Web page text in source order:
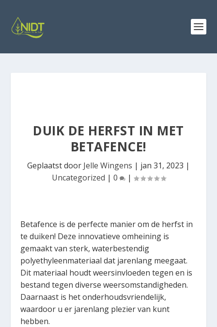
DUIK DE HERFST IN MET
BETAFENCE!
Geplaatst door Jelle Wingens | jan 31, 2023 |
Uncategorized | 0 |
Betafence is de perfecte manier om de herfst in
te duiken! Deze innovatieve omheining is
gemaakt van sterk, waterbestendig
polyethyleenmateriaal dat jarenlang meegaat.
Dit materiaal houdt weersinvloeden tegen en is
bestand tegen diverse weersomstandigheden.
Daarnaast is het onderhoudsvriendelijk,
waardoor u er jarenlang plezier van kunt
hebben.